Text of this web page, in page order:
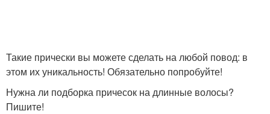
Такие прически вы можете сделать на любой повод: в
этом их уникальность! Обязательно попробуйте!
Нужна ли подборка причесок на длинные волосы?
Пишите!